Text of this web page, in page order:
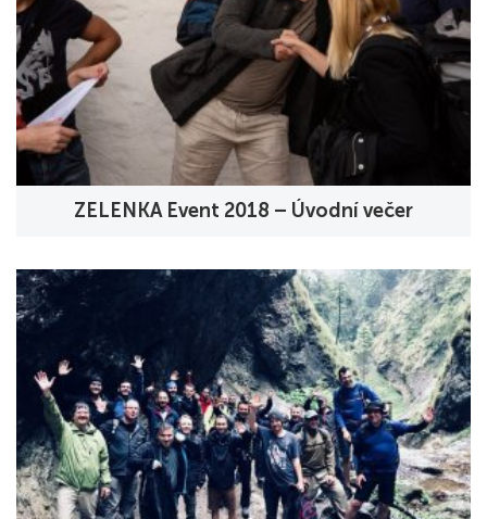
ZELENKA Event 2018 – Úvodní večer